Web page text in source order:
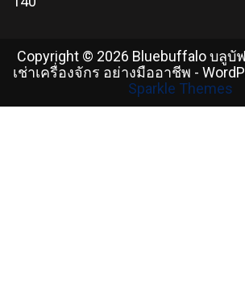
Copyright © 2026 Bluebuffalo บลูบั
เช่าเครื่องจักร อย่างมืออาชีพ -
Sparkle Themes